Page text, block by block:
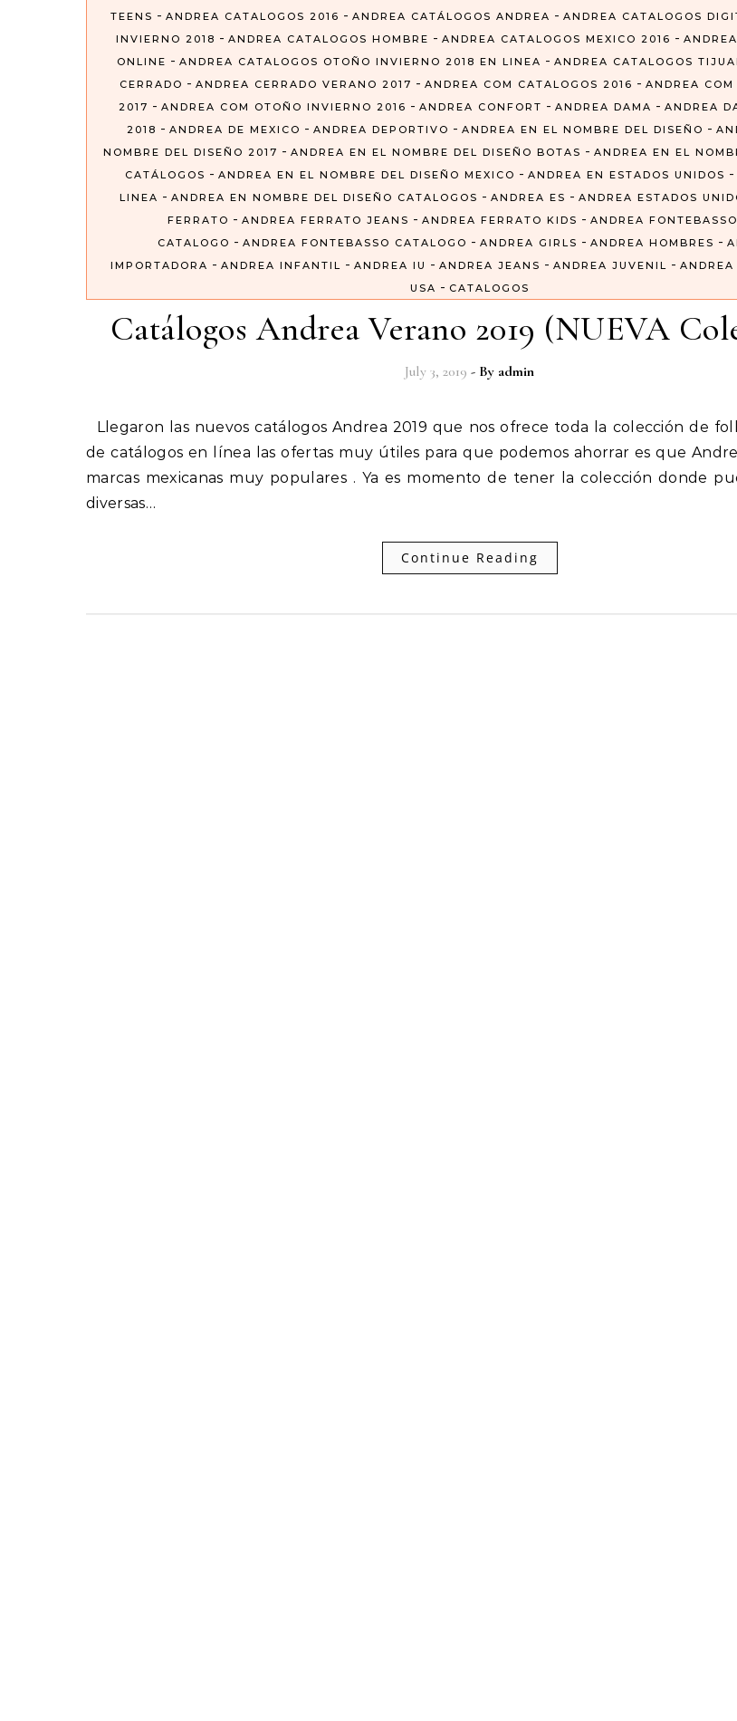
TEENS - ANDREA CATALOGOS 2016 - ANDREA CATÁLOGOS ANDREA - ANDREA CATALOGOS
INVIERNO 2018 - ANDREA CATALOGOS HOMBRE - ANDREA CATALOGOS MEXICO 2016 -
ONLINE - ANDREA CATALOGOS OTOÑO INVIERNO 2018 EN LINEA - ANDREA CATALOGOS
CERRADO - ANDREA CERRADO VERANO 2017 - ANDREA COM CATALOGOS 2016 - ANDREA
2017 - ANDREA COM OTOÑO INVIERNO 2016 - ANDREA CONFORT - ANDREA DAMA - ANDREA
2018 - ANDREA DE MEXICO - ANDREA DEPORTIVO - ANDREA EN EL NOMBRE DEL DISEÑO -
NOMBRE DEL DISEÑO 2017 - ANDREA EN EL NOMBRE DEL DISEÑO BOTAS - ANDREA EN EL
CATÁLOGOS - ANDREA EN EL NOMBRE DEL DISEÑO MEXICO - ANDREA EN ESTADOS UNIDOS -
LINEA - ANDREA EN NOMBRE DEL DISEÑO CATALOGOS - ANDREA ES - ANDREA ESTADOS
FERRATO - ANDREA FERRATO JEANS - ANDREA FERRATO KIDS - ANDREA
CATALOGO - ANDREA FONTEBASSO CATALOGO - ANDREA GIRLS - ANDREA HOMBRES -
IMPORTADORA - ANDREA INFANTIL - ANDREA IU - ANDREA JEANS - ANDREA JUVENIL - ANDREA
USA - CATALOGOS
Catálogos Andrea Verano 2019 (NUEVA
July 3, 2019 - By admin
Llegaron las nuevos catálogos Andrea 2019 que nos ofrece toda la colección de folletos digitales o
de catálogos en línea las ofertas muy útiles para que podemos ahorrar es que
marcas mexicanas muy populares . Ya es momento de tener la colección donde
diversas…
Continue Reading